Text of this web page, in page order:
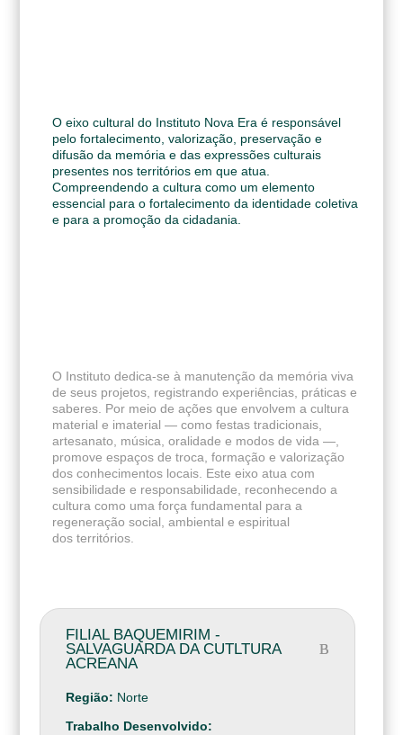
O eixo cultural do Instituto Nova Era é responsável
pelo fortalecimento, valorização, preservação e
difusão da memória e das expressões culturais
presentes nos territórios em que atua.
Compreendendo a cultura como um elemento
essencial para o fortalecimento da identidade coletiva
e para a promoção da cidadania.
O Instituto dedica-se à manutenção da memória viva
de seus projetos, registrando experiências, práticas e
saberes. Por meio de ações que envolvem a cultura
material e imaterial — como festas tradicionais,
artesanato, música, oralidade e modos de vida —,
promove espaços de troca, formação e valorização
dos conhecimentos locais. Este eixo atua com
sensibilidade e responsabilidade, reconhecendo a
cultura como uma força fundamental para a
regeneração social, ambiental e espiritual
dos territórios.
FILIAL BAQUEMIRIM -
SALVAGUARDA DA CUTLTURA
ACREANA
Região: Norte
Trabalho Desenvolvido: